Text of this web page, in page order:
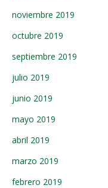
noviembre 2019
octubre 2019
septiembre 2019
julio 2019
junio 2019
mayo 2019
abril 2019
marzo 2019
febrero 2019